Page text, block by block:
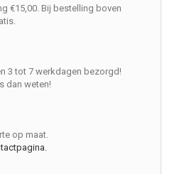
€15,00. Bij bestelling boven
3 tot 7 werkdagen bezorgd!
dan weten!
op maat.